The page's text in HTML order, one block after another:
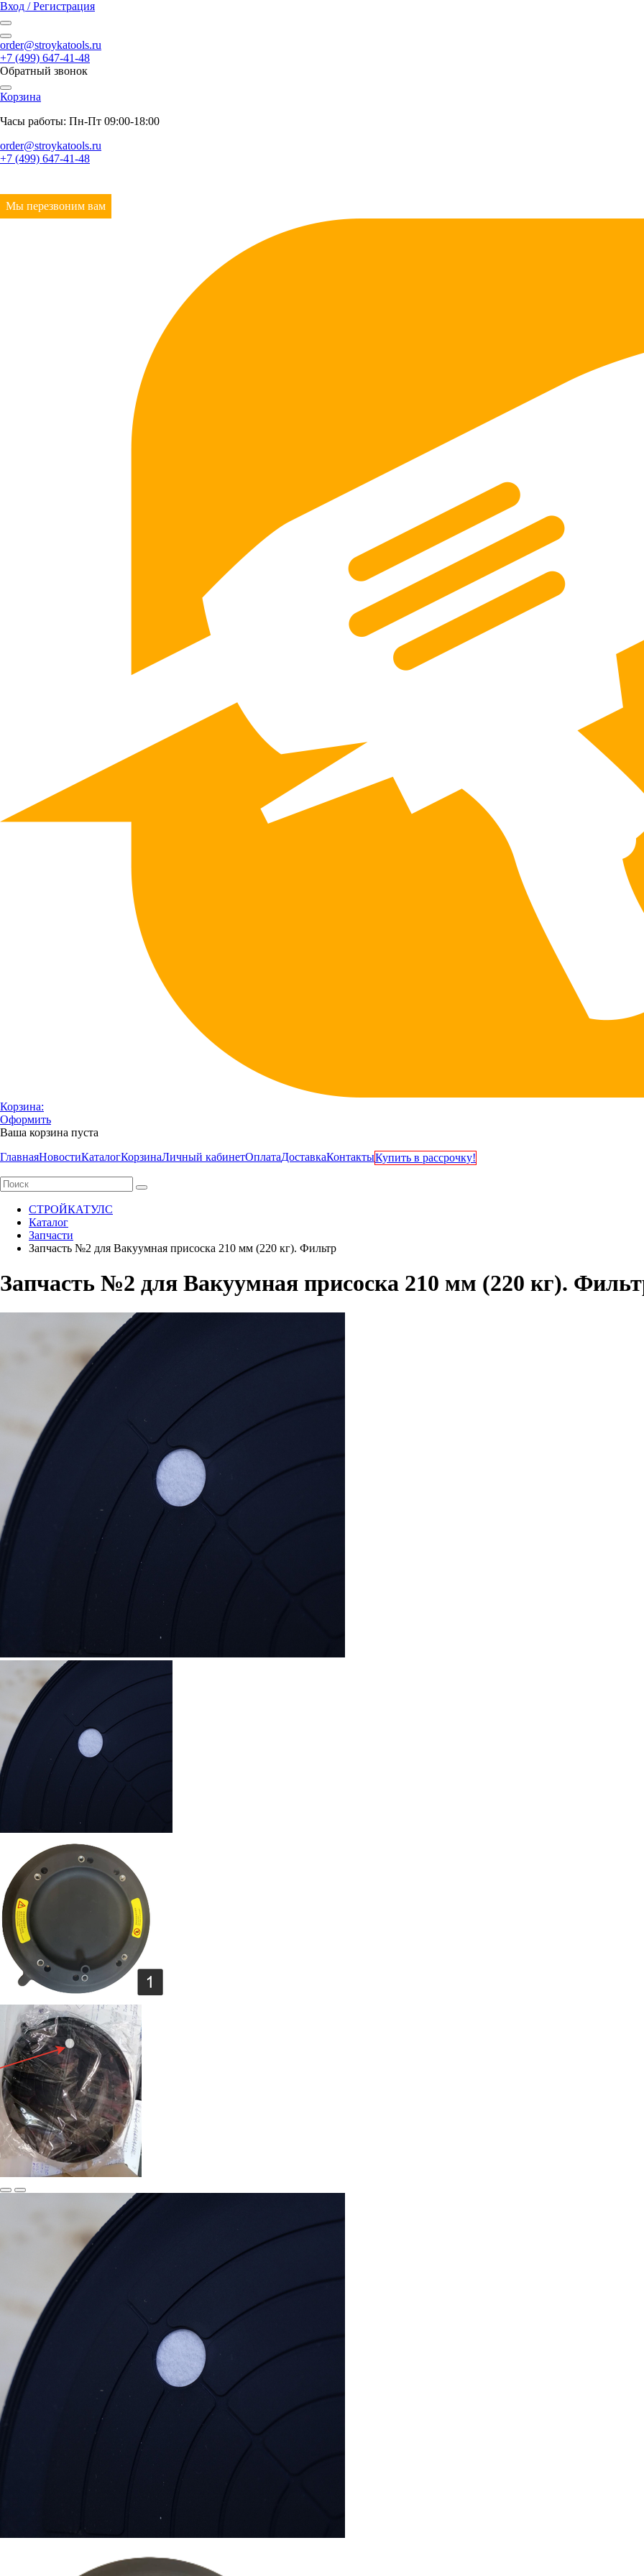
Вход / Регистрация
order@stroykatools.ru
+7 (499) 647-41-48
Обратный звонок
Корзина
Часы работы: Пн-Пт 09:00-18:00
order@stroykatools.ru
+7 (499) 647-41-48
Мы перезвоним вам
Корзина:
Оформить
Ваша корзина пуста
ГлавнаяНовостиКаталогКорзинаЛичный кабинетОплатаДоставкаКонтактыКупить в рассрочку!
СТРОЙКАТУЛС
Каталог
Запчасти
Запчасть №2 для Вакуумная присоска 210 мм (220 кг). Фильтр
Запчасть №2 для Вакуумная присоска 210 мм (220 кг).